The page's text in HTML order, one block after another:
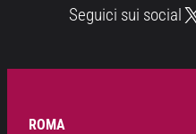
Seguici sui socialX
ROMA